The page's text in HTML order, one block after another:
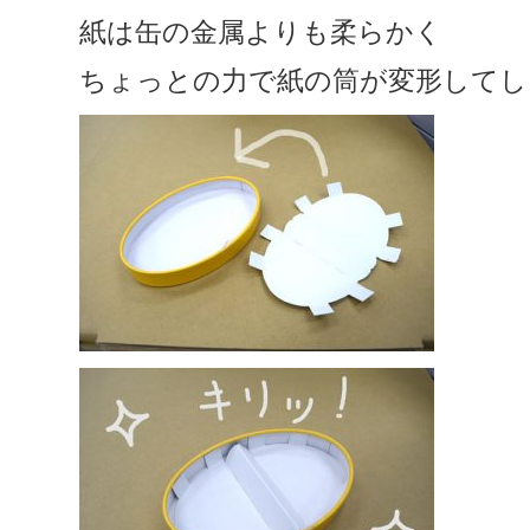
紙は缶の金属よりも柔らかく
ちょっとの力で紙の筒が変形して